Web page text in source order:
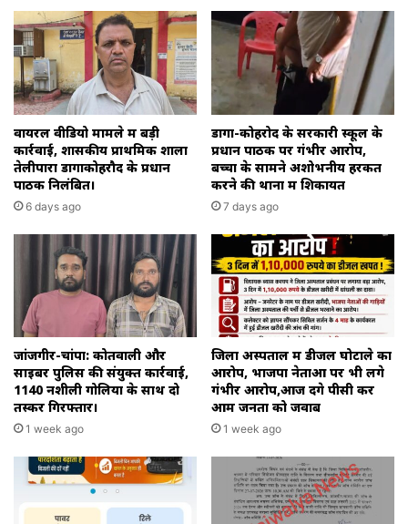
वायरल वीडियो मामले में बड़ी
कार्रवाई, शासकीय प्राथमिक शाला
तेलीपारा डोंगाकोहरौद के प्रधान
पाठक निलंबित।
6 days ago
डोंगा-कोहरोद के सरकारी स्कूल के
प्रधान पाठक पर गंभीर आरोप,
बच्चों के सामने अशोभनीय हरकत
करने की थाना में शिकायत
7 days ago
जांजगीर-चांपा: कोतवाली और
साइबर पुलिस की संयुक्त कार्रवाई,
1140 नशीली गोलियों के साथ दो
तस्कर गिरफ्तार।
1 week ago
जिला अस्पताल में डीजल घोटाले का
आरोप, भाजपा नेताओं पर भी लगे
गंभीर आरोप,आज देंगे पीसी कर
आम जनता को जवाब
1 week ago